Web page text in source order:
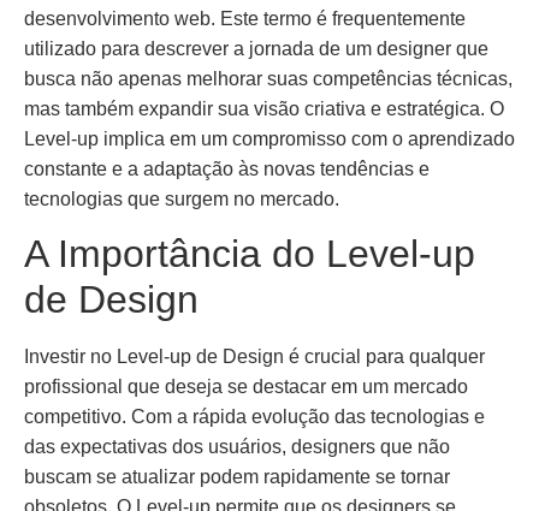
desenvolvimento web. Este termo é frequentemente
utilizado para descrever a jornada de um designer que
busca não apenas melhorar suas competências técnicas,
mas também expandir sua visão criativa e estratégica. O
Level-up implica em um compromisso com o aprendizado
constante e a adaptação às novas tendências e
tecnologias que surgem no mercado.
A Importância do Level-up
de Design
Investir no Level-up de Design é crucial para qualquer
profissional que deseja se destacar em um mercado
competitivo. Com a rápida evolução das tecnologias e
das expectativas dos usuários, designers que não
buscam se atualizar podem rapidamente se tornar